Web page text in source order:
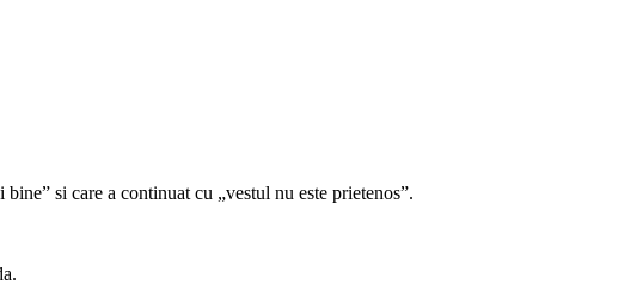
si care a continuat cu „vestul nu este prietenos”.